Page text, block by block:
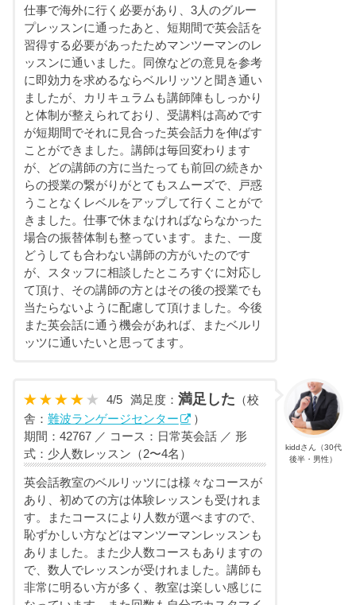
仕事で海外に行く必要があり、3人のグルー
プレッスンに通ったあと、短期間で英会話を
習得する必要があったためマンツーマンのレ
ッスンに通いました。同僚などの意見を参考
に即効力を求めるならベルリッツと聞き通い
ましたが、カリキュラムも講師陣もしっかり
と体制が整えられており、受講料は高めです
が短期間でそれに見合った英会話力を伸ばす
ことができました。講師は毎回変わります
が、どの講師の方に当たっても前回の続きか
らの授業の繋がりがとてもスムーズで、戸惑
うことなくレベルをアップして行くことがで
きました。仕事で休まなければならなかった
場合の振替体制も整っています。また、一度
どうしても合わない講師の方がいたのです
が、スタッフに相談したところすぐに対応し
て頂け、その講師の方とはその後の授業でも
当たらないように配慮して頂けました。今後
また英会話に通う機会があれば、またベルリ
ッツに通いたいと思ってます。
kiddさん（30代
後半・男性）
4/5 満足度：満足した （校
舎： 難波ランゲージセンター
）
期間：42767 ／ コース：日常英会話 ／ 形
式：少人数レッスン（2〜4名）
英会話教室のベルリッツには様々なコースが
あり、初めての方は体験レッスンも受けれま
す。またコースにより人数が選べますので、
恥ずかしい方などはマンツーマンレッスンも
ありました。また少人数コースもありますの
で、数人でレッスンが受けれました。講師も
非常に明るい方が多く、教室は楽しい感じに